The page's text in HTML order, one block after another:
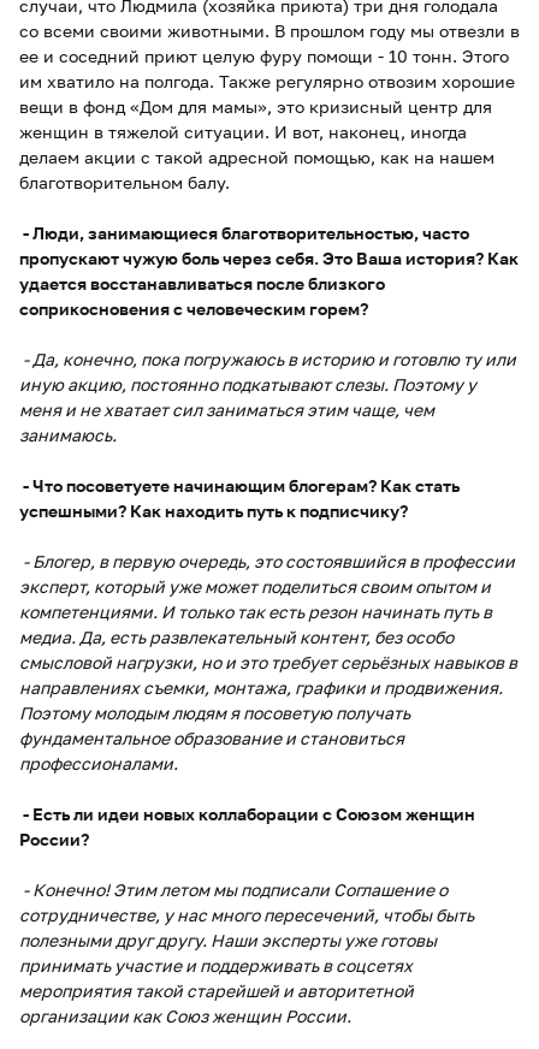
случаи, что Людмила (хозяйка приюта) три дня голодала
со всеми своими животными. В прошлом году мы отвезли в
ее и соседний приют целую фуру помощи - 10 тонн. Этого
им хватило на полгода. Также регулярно отвозим хорошие
вещи в фонд «Дом для мамы», это кризисный центр для
женщин в тяжелой ситуации. И вот, наконец, иногда
делаем акции с такой адресной помощью, как на нашем
благотворительном балу.
- Люди, занимающиеся благотворительностью, часто
пропускают чужую боль через себя. Это Ваша история? Как
удается восстанавливаться после близкого
соприкосновения с человеческим горем?
- Да, конечно, пока погружаюсь в историю и готовлю ту или
иную акцию, постоянно подкатывают слезы. Поэтому у
меня и не хватает сил заниматься этим чаще, чем
занимаюсь.
- Что посоветуете начинающим блогерам? Как стать
успешными? Как находить путь к подписчику?
- Блогер, в первую очередь, это состоявшийся в профессии
эксперт, который уже может поделиться своим опытом и
компетенциями. И только так есть резон начинать путь в
медиа. Да, есть развлекательный контент, без особо
смысловой нагрузки, но и это требует серьёзных навыков в
направлениях съемки, монтажа, графики и продвижения.
Поэтому молодым людям я посоветую получать
фундаментальное образование и становиться
профессионалами.
- Есть ли идеи новых коллаборации с Союзом женщин
России?
- Конечно! Этим летом мы подписали Соглашение о
сотрудничестве, у нас много пересечений, чтобы быть
полезными друг другу. Наши эксперты уже готовы
принимать участие и поддерживать в соцсетях
мероприятия такой старейшей и авторитетной
организации как Союз женщин России.